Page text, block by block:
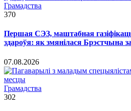
Грамадства
370
Першая СЭЗ, маштабная
здароўя: як змянілася Брэстчына
07.08.2026
Грамадства
302